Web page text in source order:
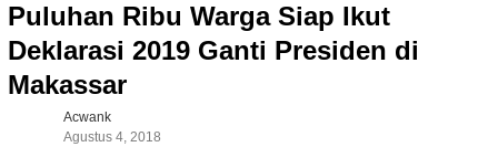
Puluhan Ribu Warga Siap Ikut
Deklarasi 2019 Ganti Presiden di
Makassar
Acwank
Agustus 4, 2018